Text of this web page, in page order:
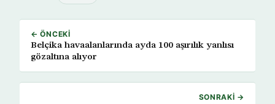
← ÖNCEKI
Belçika havaalanlarında ayda 100 aşırılık yanlısı
gözaltına alıyor
SONRAKI →